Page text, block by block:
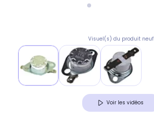
Visuel(s) du produit neuf
Voir les vidéos